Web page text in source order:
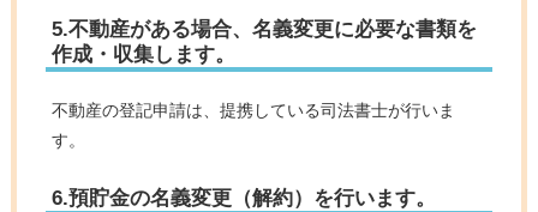
5.不動産がある場合、名義変更に必要な書類を
作成・収集します。
不動産の登記申請は、提携している司法書士が行いま
す。
6.預貯金の名義変更（解約）を行います。